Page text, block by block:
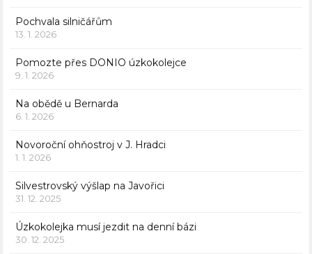
Pochvala silničářům
13. 1. 2026
Pomozte přes DONIO úzkokolejce
9. 1. 2026
Na obědě u Bernarda
6. 1. 2026
Novoroční ohňostroj v J. Hradci
1. 1. 2026
Silvestrovský výšlap na Javořici
31. 12. 2025
Úzkokolejka musí jezdit na denní bázi
30. 12. 2025